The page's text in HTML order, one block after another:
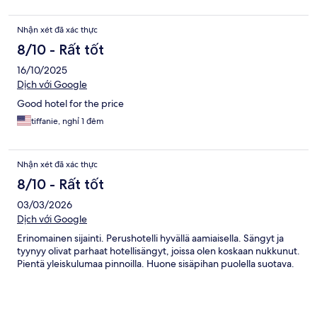
Nhận xét đã xác thực
8/10 - Rất tốt
16/10/2025
Dịch với Google
Good hotel for the price
tiffanie, nghỉ 1 đêm
Nhận xét đã xác thực
8/10 - Rất tốt
03/03/2026
Dịch với Google
Erinomainen sijainti. Perushotelli hyvällä aamiaisella. Sängyt ja
tyynyy olivat parhaat hotellisängyt, joissa olen koskaan nukkunut.
Pientä yleiskulumaa pinnoilla. Huone sisäpihan puolella suotava.